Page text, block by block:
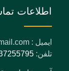
اطلاعات
ایمیل : info@gmail.com
تلفن: